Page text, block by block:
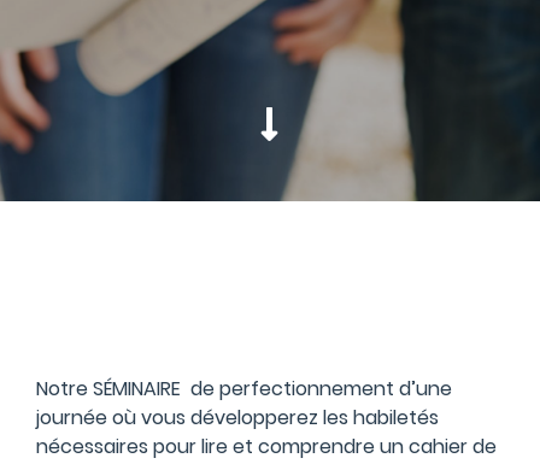
Notre SÉMINAIRE de perfectionnement d’une
journée où vous développerez les habiletés
nécessaires pour lire et comprendre un cahier de